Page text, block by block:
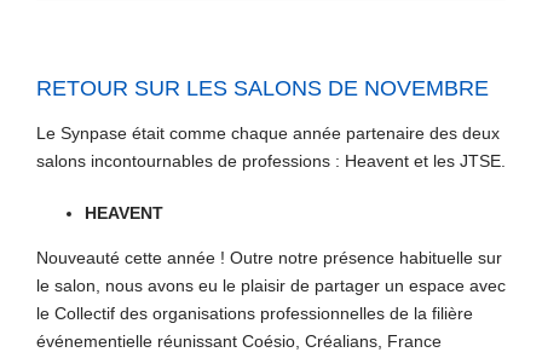
RETOUR SUR LES SALONS DE NOVEMBRE
Le Synpase était comme chaque année partenaire des deux
salons incontournables de professions : Heavent et les JTSE.
HEAVENT
Nouveauté cette année ! Outre notre présence habituelle sur
le salon, nous avons eu le plaisir de partager un espace avec
le Collectif des organisations professionnelles de la filière
événementielle réunissant Coésio, Créalians, France